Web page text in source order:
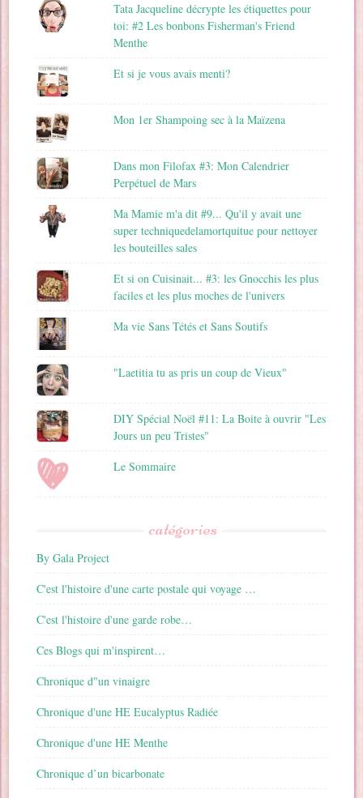
Tata Jacqueline décrypte les étiquettes pour
toi: #2 Les bonbons Fisherman's Friend
Menthe
Et si je vous avais menti?
Mon 1er Shampoing sec à la Maïzena
Dans mon Filofax #3: Mon Calendrier
Perpétuel de Mars
Ma Mamie m'a dit #9... Qu'il y avait une
super techniquedelamortquitue pour nettoyer
les bouteilles sales
Et si on Cuisinait... #3: les Gnocchis les plus
faciles et les plus moches de l'univers
Ma vie Sans Tétés et Sans Soutifs
"Laetitia tu as pris un coup de Vieux"
DIY Spécial Noël #11: La Boite à ouvrir "Les
Jours un peu Tristes"
Le Sommaire
catégories
By Gala Project
C'est l'histoire d'une carte postale qui voyage …
C'est l'histoire d'une garde robe…
Ces Blogs qui m'inspirent…
Chronique d"un vinaigre
Chronique d'une HE Eucalyptus Radiée
Chronique d'une HE Menthe
Chronique d’un bicarbonate